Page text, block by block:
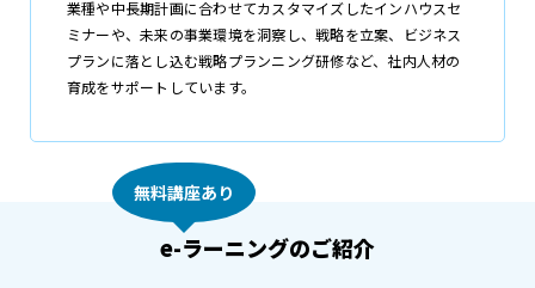
業種や中長期計画に合わせてカスタマイズしたインハウスセ
ミナーや、未来の事業環境を洞察し、戦略を立案、ビジネス
プランに落とし込む戦略プランニング研修など、社内人材の
育成をサポートしています。
e-ラーニングのご紹介
無料講座あり